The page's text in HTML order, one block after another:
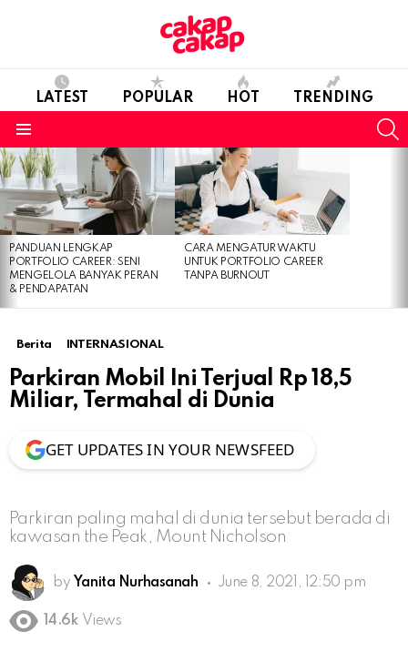
LATEST POPULAR HOT TRENDING
LATEST
STORIES
PANDUAN LENGKAP
PORTFOLIO CAREER: SENI
MENGELOLA BANYAK PERAN
& PENDAPATAN
CARA MENGATUR WAKTU
UNTUK PORTFOLIO CAREER
TANPA BURNOUT
Berita INTERNASIONAL
Parkiran Mobil Ini Terjual Rp 18,5
Miliar, Termahal di Dunia
GET UPDATES IN YOUR NEWSFEED
Parkiran paling mahal di dunia tersebut berada di
kawasan the Peak, Mount Nicholson
by Yanita Nurhasanah June 8, 2021, 12:50 pm
14.6k Views